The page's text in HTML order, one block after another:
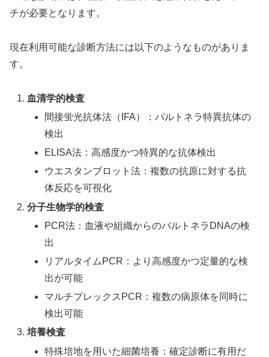
チが必要となります。
現在利用可能な診断方法には以下のようなものがありま
す。
血清学的検査
間接蛍光抗体法（IFA）：バルトネラ特異抗体の
検出
ELISA法：高感度かつ特異的な抗体検出
ウエスタンブロット法：複数の抗原に対する抗
体反応を可視化
分子生物学的検査
PCR法：血液や組織からのバルトネラDNAの検
出
リアルタイムPCR：より高感度かつ定量的な検
出が可能
マルチプレックスPCR：複数の病原体を同時に
検出可能
培養検査
特殊培地を用いた細菌培養：確定診断に有用だ